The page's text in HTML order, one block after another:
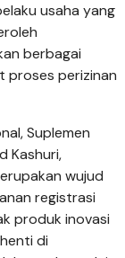
usaha yang
berbagai
proses perizinan
Suplemen
Kashuri,
wujud
registrasi
produk inovasi
di